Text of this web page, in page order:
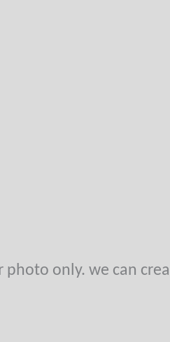
only. we can